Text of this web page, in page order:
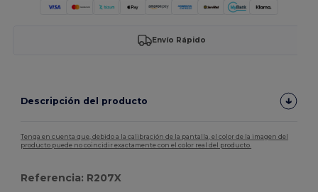
Envío Rápido
Descripción del producto
Tenga en cuenta que, debido a la calibración de la pantalla, el color de la imagen del
producto puede no coincidir exactamente con el color real del producto.
Referencia: R207X